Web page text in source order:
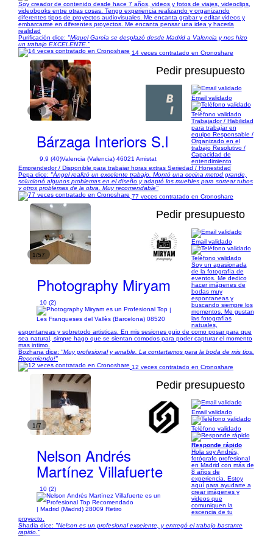
Soy creador de contenido desde hace 7 años, videos y fotos de viajes, videoclips,
videobooks entre otras cosas. Tengo experiencia realizando y organizando
diferentes tipos de proyectos audiovisuales. Me encanta grabar y editar videos y
embarcarme en diferentes proyectos. Me encanta pensar una idea y hacerla
realidad
Purificación dice: "Miguel García se desplazó desde Madrid a Valencia y nos hizo
un trabajo EXCELENTE."
14 veces contratado en Cronoshare
1/8
Pedir presupuesto
Bárzaga Interiors S.l
9,9 (40)Valencia (Valencia) 46021 Amistat
Email validado
Teléfono validado
Trabajador / Habilidad
para trabajar en
equipo Responsable /
Organizado en el
trabajo Resolutivo /
Capacidad de
entendimiento
Emprendedor / Disponible para trabajar horas extras Seriedad / Honestidad
Pepa dice: "Ángel realizó un excelente trabajo. Montó una cocina metod grande,
solucionó algunos problemas en el diseño y adaptó los muebles para sortear tubos
y otros problemas de la obra. Muy recomendable"
77 veces contratado en Cronoshare
1/57
Pedir presupuesto
Photography Miryam
10 (2)
|
Les Franqueses del Vallès (Barcelona) 08520
Email validado
Teléfono validado
Soy un apasionada
de la fotografía de
eventos. Me dedico
hacer imágenes de
bodas muy
espontaneas y
buscando siempre los
momentos. Me gustan
las fotografías
natuales,
espontaneas y sobretodo artisticas. En mis sesiones guio de como posar para que
sea natural, simpre hago que se sientan comodos para poder capturar el momento
mas intimo.
Bozhana dice: "Muy profesional y amable. La contartamos para la boda de mis tios.
Recomiendo!"
12 veces contratado en Cronoshare
1/7
Pedir presupuesto
Nelson Andrés
Martínez Villafuerte
10 (2)
| Madrid (Madrid) 28009 Retiro
Email validado
Teléfono validado
Responde rápido
Hola soy Andrés,
fotógrafo profesional
en Madrid con más de
8 años de
experiencia. Estoy
aquí para ayudarte a
crear imágenes y
videos que
comuniquen la
escencia de tu
proyecto.
Shadia dice: "Nelson es un profesional excelente, y entregó el trabajo bastante
rapido."